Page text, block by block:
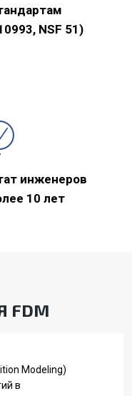
NSF 51)
инженеров
10 лет
FDM
Modeling)
в